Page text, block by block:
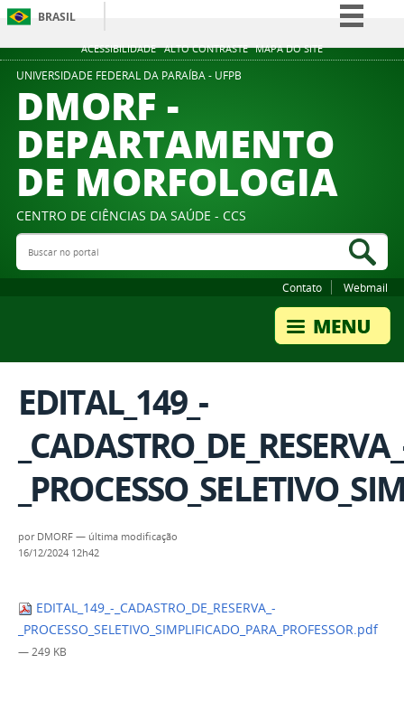
ACESSIBILIDADE ALTO CONTRASTE MAPA DO SITE
BRASIL
Simplifique!
Acesso à informação
Legislação
Canais
UNIVERSIDADE FEDERAL DA PARAÍBA - UFPB
DMORF -
DEPARTAMENTO
DE MORFOLOGIA
CENTRO DE CIÊNCIAS DA SAÚDE - CCS
Buscar no portal
Contato Webmail
EDITAL_149_-
por DMORF — última modificação
16/12/2024 12h42
EDITAL_149_-_CADASTRO_DE_RESERVA_-
_PROCESSO_SELETIVO_SIMPLIFICADO_PARA_PROFESSOR.pdf
— 249 KB